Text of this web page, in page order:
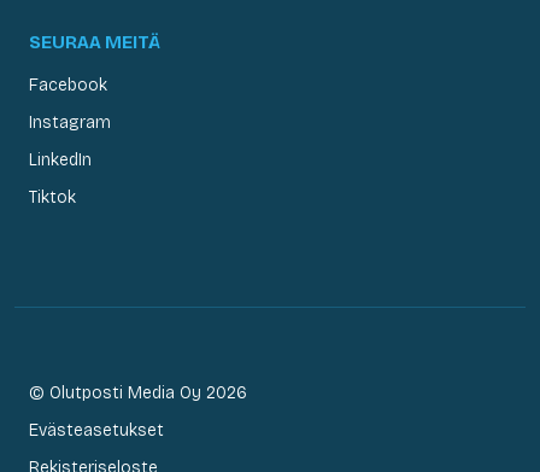
SEURAA MEITÄ
Facebook
Instagram
LinkedIn
Tiktok
© Olutposti Media Oy 2026
Evästeasetukset
Rekisteriseloste